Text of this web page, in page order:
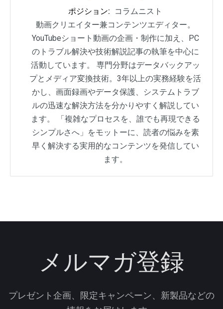
ポジション:
コラムニスト
動画クリエイター兼コンテンツエディター。
YouTubeショート動画の企画・制作に加え、PC
のトラブル解決や技術解説記事の執筆を中心に
活動しています。 専門分野はデータバックアッ
プとメディア変換技術。3年以上の実務経験を活
かし、画面録画やデータ保護、システムトラブ
ルの迅速な解決方法を分かりやすく解説してい
ます。 「複雑なプロセスを、誰でも再現できる
シンプルさへ」をモットーに、読者の悩みを素
早く解決する実用的なコンテンツを発信してい
ます。
メルマガ登録
プレゼント企画、限定キャンペーン、新製品などの